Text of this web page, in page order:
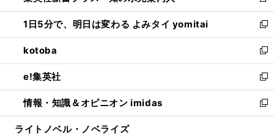
ウ
で
開
く
ン
ド
ウ
で
開
く
ウ
ィ
ン
ド
ウ
で
開
く
し
い
ウ
ィ
ン
ド
ウ
で
開
1日5分で、明日は変わる よみタイ yomitai
新
し
い
ウ
ィ
ン
ド
ウ
kotoba
新
し
い
ウ
ィ
ン
e!集英社
新
し
い
ウ
情報・知識＆オピニオン imidas
新
し
ライトノベル・ノベライズ